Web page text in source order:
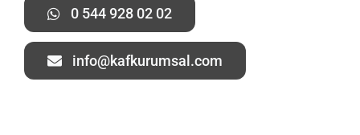
0 544 928 02 02
info@kafkurumsal.com